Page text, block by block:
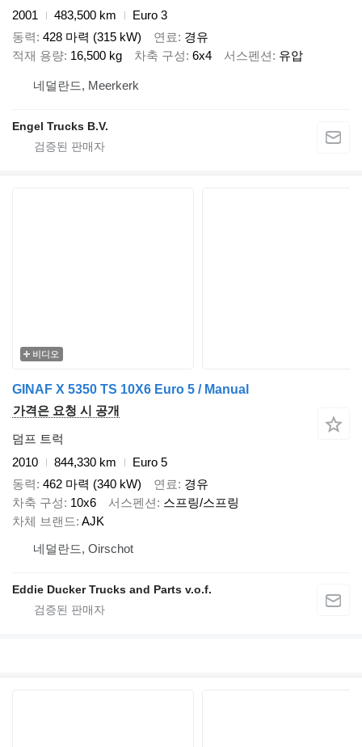
2001
483,500 km
Euro 3
동력 428 마력 (315 kW) 연료
경유
적재 용량 16,500 kg 차축 구성 6x4 서스펜션 유압
네덜란드, Meerkerk
Engel Trucks B.V.
비디오
GINAF X 5350 TS 10X6 Euro 5 / Manual
가격은 요청 시 공개
덤프 트럭
2010
844,330 km
Euro 5
동력 462 마력 (340 kW) 연료
경유
차축 구성
10x6 서스펜션
스프링/스프링
차체 브랜드 AJK
네덜란드, Oirschot
Eddie Ducker Trucks and Parts v.o.f.